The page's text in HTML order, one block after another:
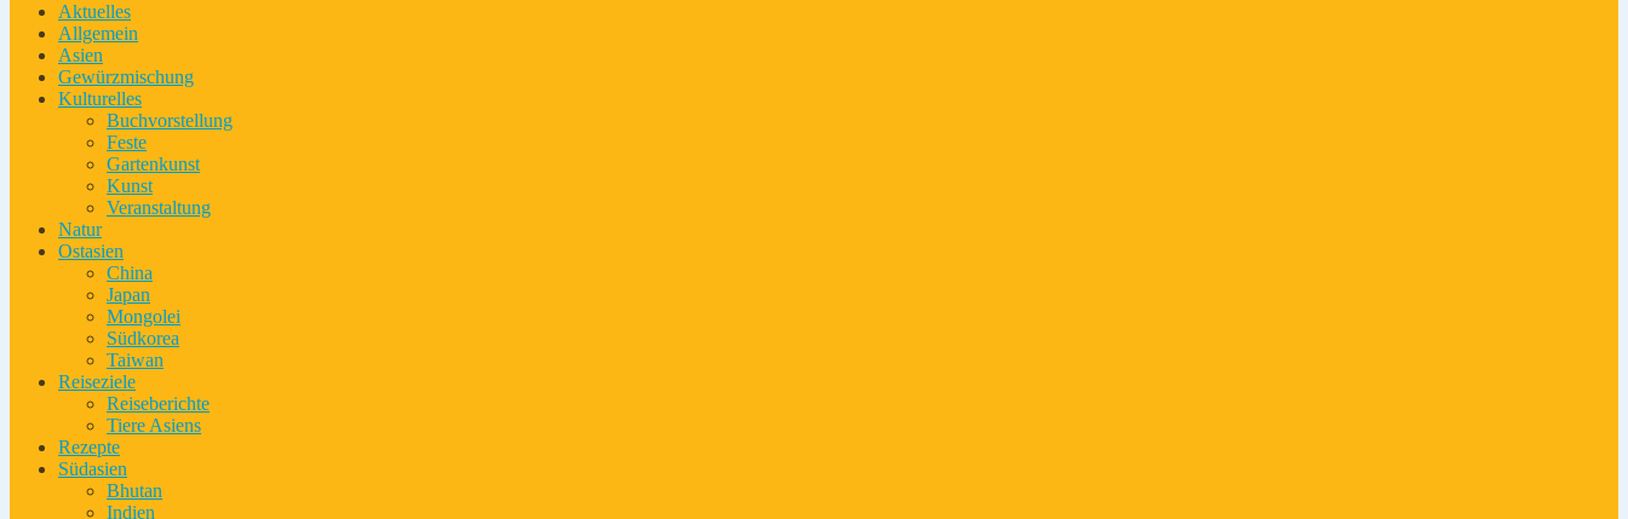
Aktuelles
Allgemein
Asien
Gewürzmischung
Kulturelles
Buchvorstellung
Feste
Gartenkunst
Kunst
Veranstaltung
Natur
Ostasien
China
Japan
Mongolei
Südkorea
Taiwan
Reiseziele
Reiseberichte
Tiere Asiens
Rezepte
Südasien
Bhutan
Indien